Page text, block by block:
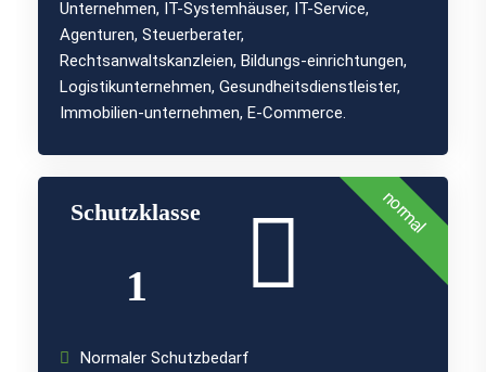
Unternehmen, IT-Systemhäuser, IT-Service,
Agenturen, Steuerberater,
Rechtsanwaltskanzleien, Bildungs-einrichtungen,
Logistikunternehmen, Gesundheitsdienstleister,
Immobilien-unternehmen, E-Commerce.
normal
Schutzklasse
1
Normaler Schutzbedarf